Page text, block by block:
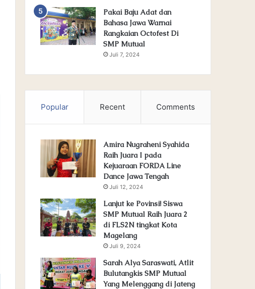
Pakai Baju Adat dan
Bahasa Jawa Warnai
Rangkaian Octofest Di
SMP Mutual
Juli 7, 2024
Popular Recent Comments
Amira Nugraheni Syahida
Raih Juara I pada
Kejuaraan FORDA Line
Dance Jawa Tengah
Juli 12, 2024
Lanjut ke Povinsi! Siswa
SMP Mutual Raih Juara 2
di FLS2N tingkat Kota
Magelang
Juli 9, 2024
Sarah Alya Saraswati, Atlit
Bulutangkis SMP Mutual
Yang Melenggang di Jateng